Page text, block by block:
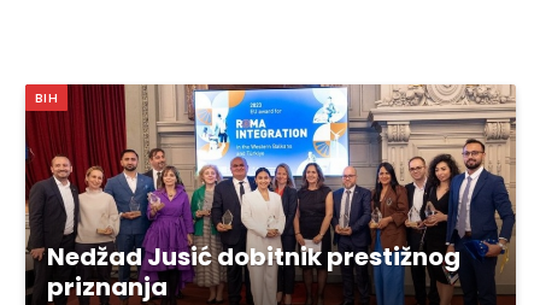
BIH
Nedžad Jusić dobitnik prestižnog
priznanja